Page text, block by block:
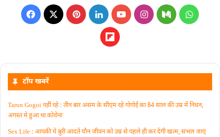
टॉप खबरें
Tarun Gogoi नहीं रहे : तीन बार असम के सीएम रहे गोगोई का 84 साल की उम्र में निधन,
अगस्त में हुआ था कोरोना
Sex Life : आपकी ये बुरी आदतें याैन जीवन को उम्र से पहले ही कर देंगी खत्म, संभल जाएं